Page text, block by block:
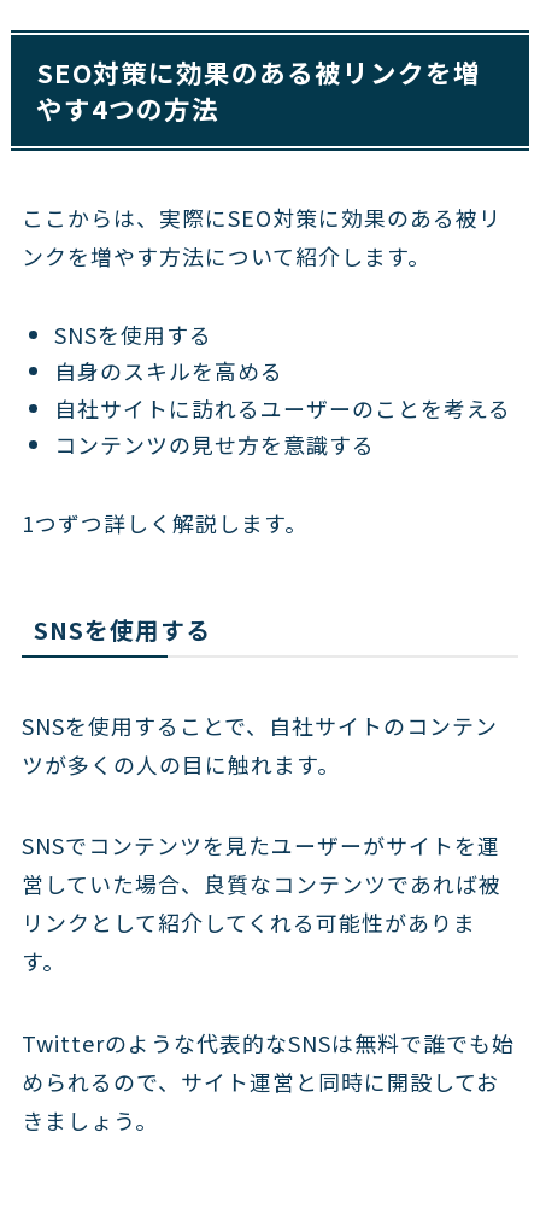
SEO対策に効果のある被リンクを増
やす4つの方法
ここからは、実際にSEO対策に効果のある被リ
ンクを増やす方法について紹介します。
SNSを使用する
自身のスキルを高める
自社サイトに訪れるユーザーのことを考える
コンテンツの見せ方を意識する
1つずつ詳しく解説します。
SNSを使用する
SNSを使用することで、自社サイトのコンテン
ツが多くの人の目に触れます。
SNSでコンテンツを見たユーザーがサイトを運
営していた場合、良質なコンテンツであれば被
リンクとして紹介してくれる可能性がありま
す。
Twitterのような代表的なSNSは無料で誰でも始
められるので、サイト運営と同時に開設してお
きましょう。